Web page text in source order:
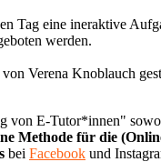
Tag eine ineraktive
werden.
Verena Knoblauch
von E-Tutor*innen"
Methode für die
bei Facebook und